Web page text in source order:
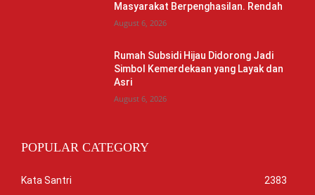
Masyarakat Berpenghasilan. Rendah
August 6, 2026
Rumah Subsidi Hijau Didorong Jadi
Simbol Kemerdekaan yang Layak dan
Asri
August 6, 2026
POPULAR CATEGORY
Kata Santri
2383